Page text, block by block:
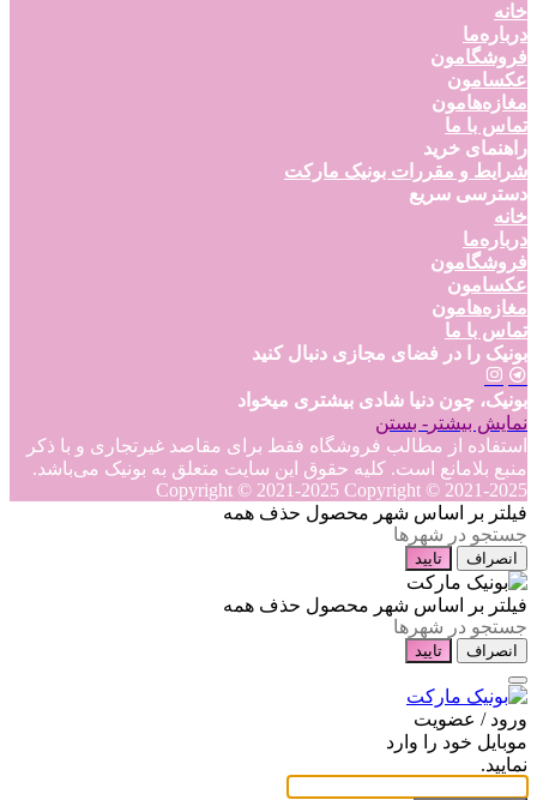
خانه
درباره‌ما
فروشگامون
عکسامون
مغازه‌هامون
تماس با ما
راهنمای خرید
شرایط و مقررات بونیک مارکت
دسترسی سریع
خانه
درباره‌ما
فروشگامون
عکسامون
مغازه‌هامون
تماس با ما
بونیک را در فضای مجازی دنبال کنید
بونیک، چون دنیا شادی بیشتری میخواد
نمایش بیشتر - بستن
استفاده از مطالب فروشگاه فقط برای مقاصد غیرتجاری و با ذکر
منبع بلامانع است. کلیه حقوق این سایت متعلق به بونیک می‌باشد.
Copyright © 2021-2025 Copyright © 2021-2025
فیلتر بر اساس شهر محصول حذف همه
انصراف تایید
فیلتر بر اساس شهر محصول حذف همه
انصراف تایید
ورود / عضویت
موبایل خود را وارد
نمایید.